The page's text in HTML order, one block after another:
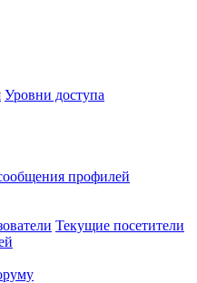
Уровни доступа
профилей
Текущие посетители